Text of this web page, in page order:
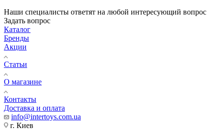
Наши специалисты ответят на любой интересующий вопрос
Задать вопрос
Каталог
Бренды
Акции
Статьи
О магазине
Контакты
Доставка и оплата
info@intertoys.com.ua
г. Киев